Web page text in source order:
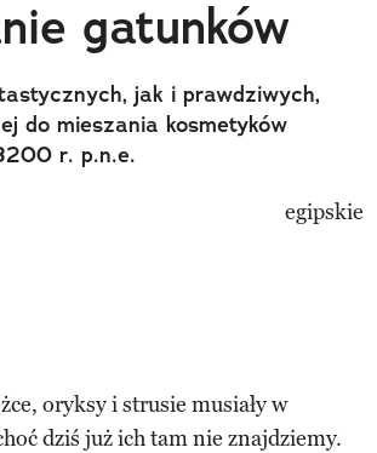
gatunków
jak i prawdziwych,
do mieszania kosmetyków
r. p.n.e.
oryksy i strusie musiały w
dziś już ich tam nie znajdziemy.